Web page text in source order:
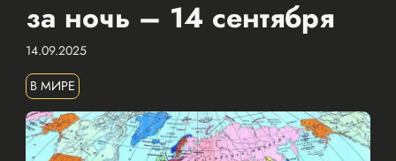
за ночь – 14 сентября
14.09.2025
В МИРЕ